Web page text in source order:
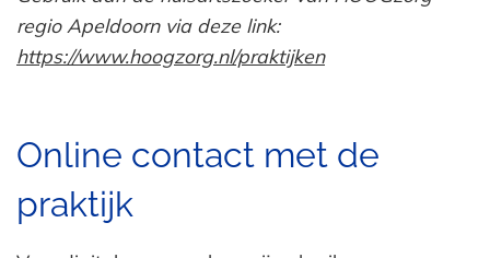
regio Apeldoorn via deze link:
https://www.hoogzorg.nl/praktijken
Online contact met de
praktijk